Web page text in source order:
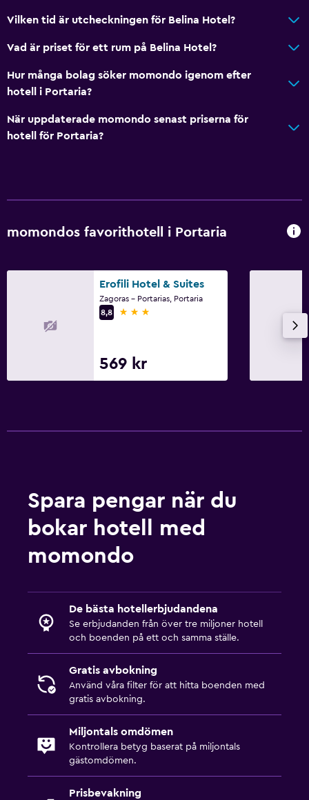
Vilken tid är utcheckningen för Belina Hotel?
Vad är priset för ett rum på Belina Hotel?
Hur många bolag söker momondo igenom efter
hotell i Portaria?
När uppdaterade momondo senast priserna för
hotell för Portaria?
momondos favorithotell i Portaria
Erofili Hotel & Suites
Zagoras - Portarias, Portaria
8,8
3 stjärnor
569 kr
Spara pengar när du
bokar hotell med
momondo
De bästa hotellerbjudandena
Se erbjudanden från över tre miljoner hotell
och boenden på ett och samma ställe.
Gratis avbokning
Använd våra filter för att hitta boenden med
gratis avbokning.
Miljontals omdömen
Kontrollera betyg baserat på miljontals
gästomdömen.
Prisbevakning